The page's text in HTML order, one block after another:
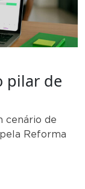
pilar de
cenário de
Reforma